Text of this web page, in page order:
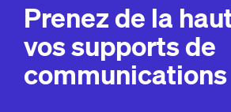
Prenez de la
vos supports de
communications